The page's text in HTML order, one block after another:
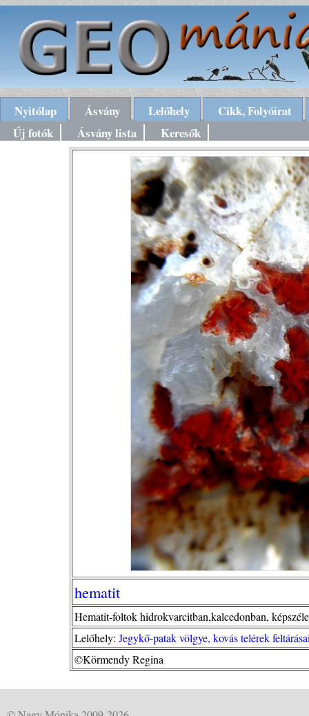
Nyitólap Ásvány Lelőhely
Cikk, Folyóirat
Új fotók
Ásvány lista Keresők
hematit
Hematit-foltok hidrokvarcitban,kalcedonban,
Lelőhely: Jegykő-patak völgye, kovás telérek
©Körmendy Regina